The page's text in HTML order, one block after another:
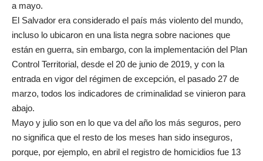
a mayo.
El Salvador era considerado el país más violento del mundo,
incluso lo ubicaron en una lista negra sobre naciones que
están en guerra, sin embargo, con la implementación del Plan
Control Territorial, desde el 20 de junio de 2019, y con la
entrada en vigor del régimen de excepción, el pasado 27 de
marzo, todos los indicadores de criminalidad se vinieron para
abajo.
Mayo y julio son en lo que va del año los más seguros, pero
no significa que el resto de los meses han sido inseguros,
porque, por ejemplo, en abril el registro de homicidios fue 13